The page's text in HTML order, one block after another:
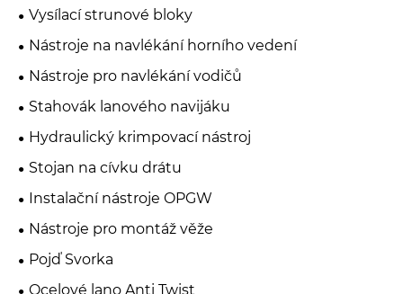
Vysílací strunové bloky
Nástroje na navlékání horního vedení
Nástroje pro navlékání vodičů
Stahovák lanového navijáku
Hydraulický krimpovací nástroj
Stojan na cívku drátu
Instalační nástroje OPGW
Nástroje pro montáž věže
Pojď Svorka
Ocelové lano Anti Twist